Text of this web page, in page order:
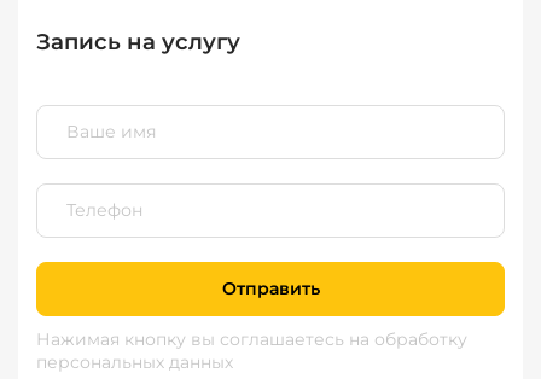
Запись на услугу
Отправить
Нажимая кнопку вы соглашаетесь на обработку
персональных данных